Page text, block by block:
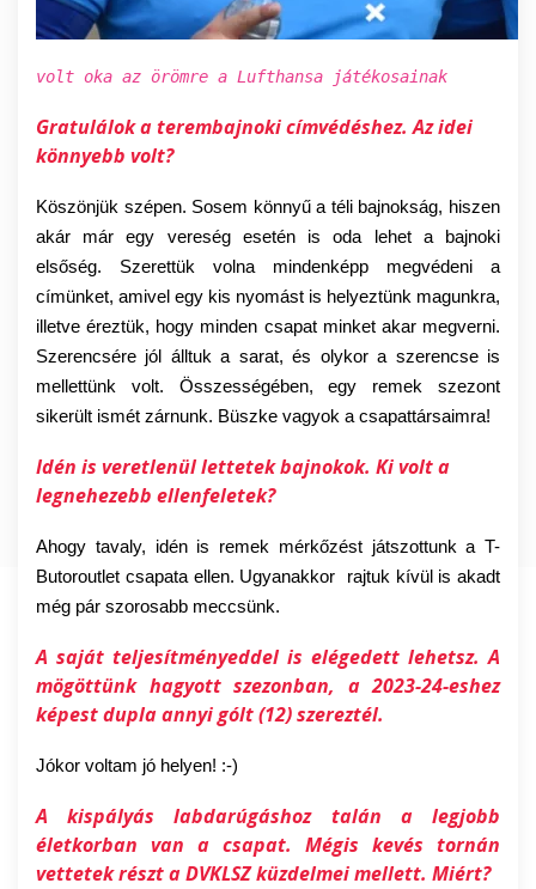
volt oka az örömre a Lufthansa játékosainak
Gratulálok a terembajnoki címvédéshez. Az idei
könnyebb volt?
Köszönjük szépen. Sosem könnyű a téli bajnokság, hiszen
akár már egy vereség esetén is oda lehet a bajnoki
elsőség. Szerettük volna mindenképp megvédeni a
címünket, amivel egy kis nyomást is helyeztünk magunkra,
illetve éreztük, hogy minden csapat minket akar megverni.
Szerencsére jól álltuk a sarat, és olykor a szerencse is
mellettünk volt. Összességében, egy remek szezont
sikerült ismét zárnunk. Büszke vagyok a csapattársaimra!
Idén is veretlenül lettetek bajnokok. Ki volt a
legnehezebb ellenfeletek?
Ahogy tavaly, idén is remek mérkőzést játszottunk a T-
Butoroutlet csapata ellen. Ugyanakkor rajtuk kívül is akadt
még pár szorosabb meccsünk.
A saját teljesítményeddel is elégedett lehetsz. A
mögöttünk hagyott szezonban, a 2023-24-eshez
képest dupla annyi gólt (12) szereztél.
Jókor voltam jó helyen! :-)
A kispályás labdarúgáshoz talán a legjobb
életkorban van a csapat. Mégis kevés tornán
vettetek részt a DVKLSZ küzdelmei mellett. Miért?